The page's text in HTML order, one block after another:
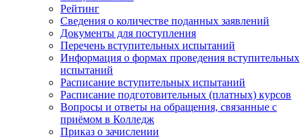
Рейтинг
Сведения о количестве поданных заявлений
Документы для поступления
Перечень вступительных испытаний
Информация о формах проведения вступительных
испытаний
Расписание вступительных испытаний
Расписание подготовительных (платных) курсов
Вопросы и ответы на обращения, связанные с
приёмом в Колледж
Приказ о зачислении